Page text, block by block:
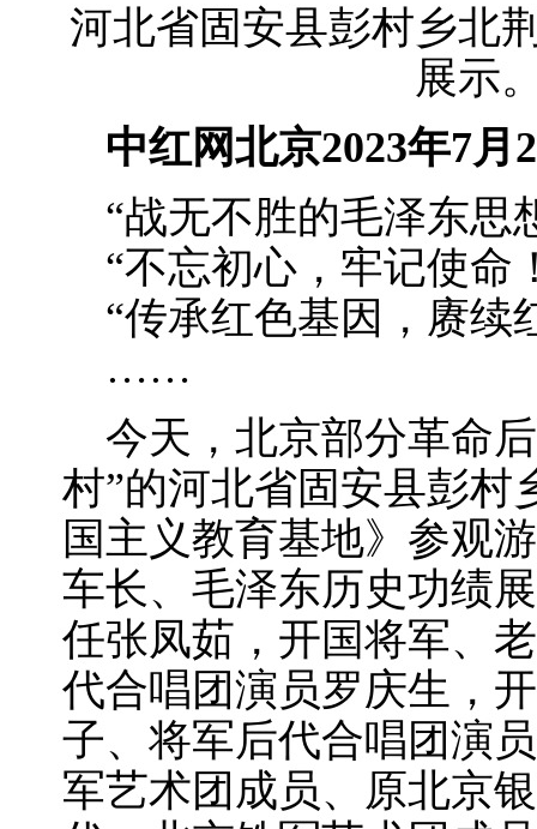
河北省固安县彭村乡北
展示
中红网北京2023年7月
“战无不胜的毛泽东思
“不忘初心，牢记使命
“传承红色基因，赓续
……
今天，北京部分革命
村”的河北省固安县彭村
国主义教育基地》参观
车长、毛泽东历史功绩
任张凤茹，开国将军、
代合唱团演员罗庆生，
子、将军后代合唱团演
军艺术团成员、原北京